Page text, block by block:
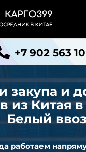
+7 902 563
закупа и
из Китая
Белый
работаем